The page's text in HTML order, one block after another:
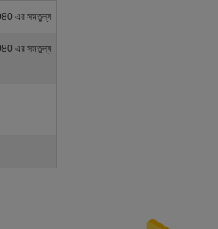
এর সমতুল্য
এর সমতুল্য